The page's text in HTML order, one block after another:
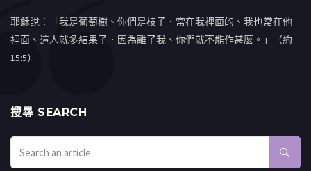
耶穌說：「我是葡萄樹、你們是枝子．常在我裡面的、我也常在他
裡面、這人就多結果子．因為離了我、你們就不能作甚麼。」（約
15:5）
搜㝷 SEARCH